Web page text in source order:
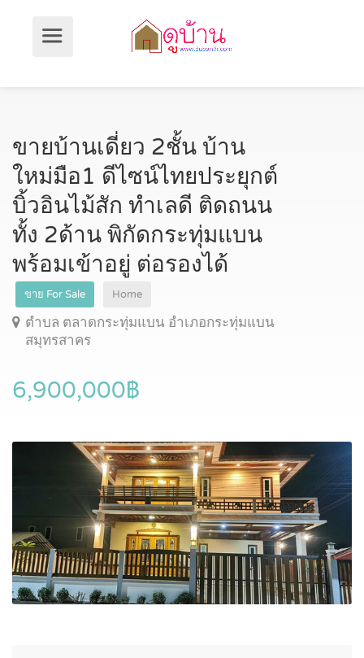
ขายบ้านเดี่ยว 2ชั้น บ้าน
ใหม่มือ1 ดีไซน์ไทยประยุกต์
บิ้วอินไม้สัก ทำเลดี ติดถนน
ทั้ง 2ด้าน พิกัดกระทุ่มแบน
พร้อมเข้าอยู่ ต่อรองได้
ขาย For Sale Home
ตำบล ตลาดกระทุ่มแบน อำเภอกระทุ่มแบน
สมุทรสาคร
6,900,000฿